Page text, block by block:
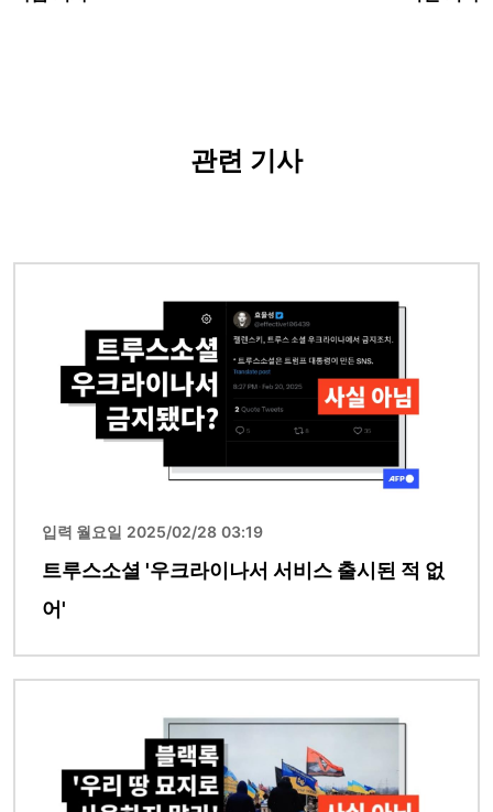
관련 기사
입력 월요일 2025/02/28 03:19
트루스소셜 '우크라이나서 서비스 출시된 적 없
어'